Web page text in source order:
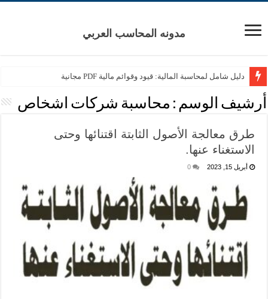
مدونه المحاسب العربي
دليل شامل لمحاسبة المالية: قيود وقوائم مالية PDF مجانية
أرشيف الوسم : محاسبة شركات اشخاص
طرق معالجة الأصول الثابتة اقتنائها وحتى
الاستغناء عنها.
أبريل 15, 2023 0